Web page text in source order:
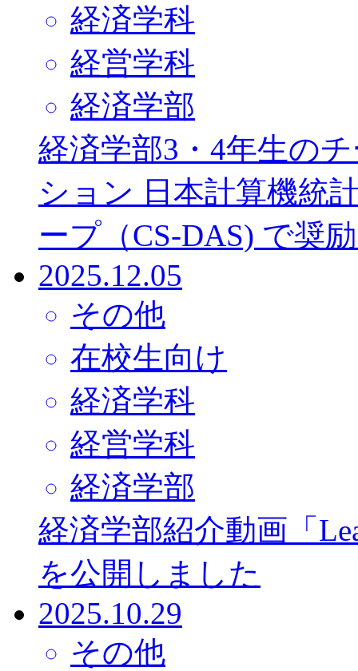
経済学科
経営学科
経済学部
経済学部3・4年生の
ション 日本計算機統
ープ（CS-DAS) で奨
2025.12.05
その他
在校生向け
経済学科
経営学科
経済学部
経済学部紹介動画「
を公開しました
2025.10.29
その他